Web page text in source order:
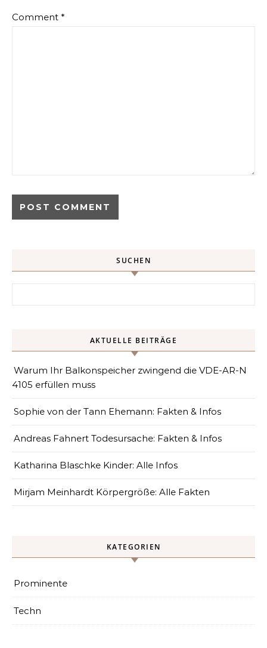
Comment *
SUCHEN
AKTUELLE BEITRÄGE
Warum Ihr Balkonspeicher zwingend die VDE-AR-N
4105 erfüllen muss
Sophie von der Tann Ehemann: Fakten & Infos
Andreas Fahnert Todesursache: Fakten & Infos
Katharina Blaschke Kinder: Alle Infos
Mirjam Meinhardt Körpergröße: Alle Fakten
KATEGORIEN
Prominente
Techn